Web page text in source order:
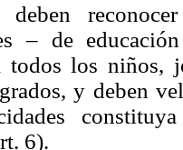
deben
– de
todos los niños,
y deben
6).